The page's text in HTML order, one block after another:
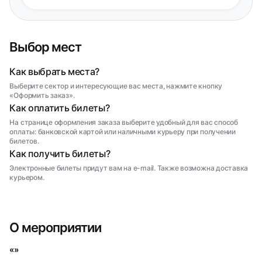
Выбор мест
Как выбрать места?
Выберите сектор и интересующие вас места, нажмите кнопку
«Оформить заказ».
Как оплатить билеты?
На странице оформления заказа выберите удобный для вас способ
оплаты: банковской картой или наличными курьеру при получении
билетов.
Как получить билеты?
Электронные билеты придут вам на e-mail. Также возможна доставка
курьером.
О мероприятии
«»